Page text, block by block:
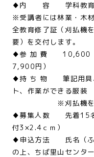
♦内 容 学科教育5
※受講者には林業・木
全教育修了証（刈払機
要）を交付します。
♦参 加 費 10,600（
7,900円）
♦持 ち 物 筆記用具、
ト、作業ができる服装
※刈払機をお持
♦募集人数 先着15名
付3×2.4ｃｍ）
♦申込方法 氏名（ふ
の上、ちば里山センタ